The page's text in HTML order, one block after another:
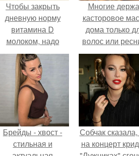
Чтобы закрыть
дневную норму
витамина D
молоком, надо
выпить 30 литров
или съесть одну
чайную ложку
печени трески.
Многие
касторовое
дома только
волос или
Брейды - хвост -
стильная и
Собчак сказала,
на концерт